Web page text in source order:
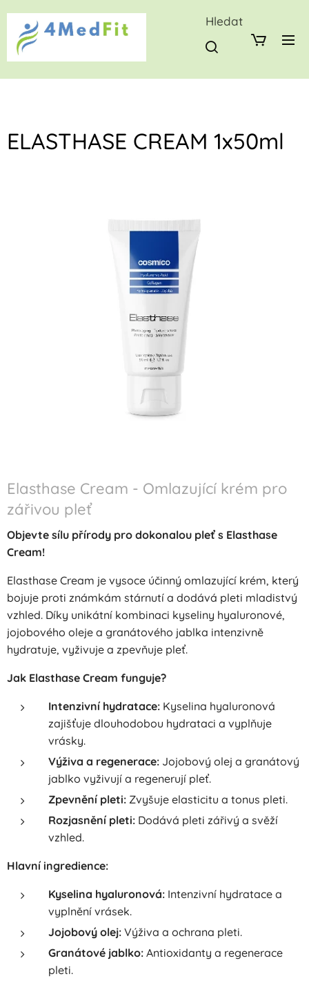
Hledat
ELASTHASE CREAM 1x50ml
Elasthase Cream - Omlazující krém pro
zářivou pleť
Objevte sílu přírody pro dokonalou pleť s Elasthase
Cream!
Elasthase Cream je vysoce účinný omlazující krém, který
bojuje proti známkám stárnutí a dodává pleti mladistvý
vzhled. Díky unikátní kombinaci kyseliny hyaluronové,
jojobového oleje a granátového jablka intenzivně
hydratuje, vyživuje a zpevňuje pleť.
Jak Elasthase Cream funguje?
Intenzivní hydratace: Kyselina hyaluronová
zajišťuje dlouhodobou hydrataci a vyplňuje
vrásky.
Výživa a regenerace: Jojobový olej a granátový
jablko vyživují a regenerují pleť.
Zpevnění pleti: Zvyšuje elasticitu a tonus pleti.
Rozjasnění pleti: Dodává pleti zářivý a svěží
vzhled.
Hlavní ingredience:
Kyselina hyaluronová: Intenzivní hydratace a
vyplnění vrásek.
Jojobový olej: Výživa a ochrana pleti.
Granátové jablko: Antioxidanty a regenerace
pleti.